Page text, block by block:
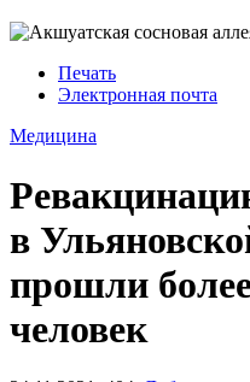
Печать
Электронная почта
Медицина
в
прошли
человек